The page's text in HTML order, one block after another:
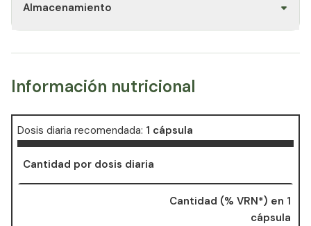
Almacenamiento
Información nutricional
Dosis diaria recomendada: 1 cápsula
Cantidad por dosis diaria
Cantidad (% VRN*) en 1
cápsula